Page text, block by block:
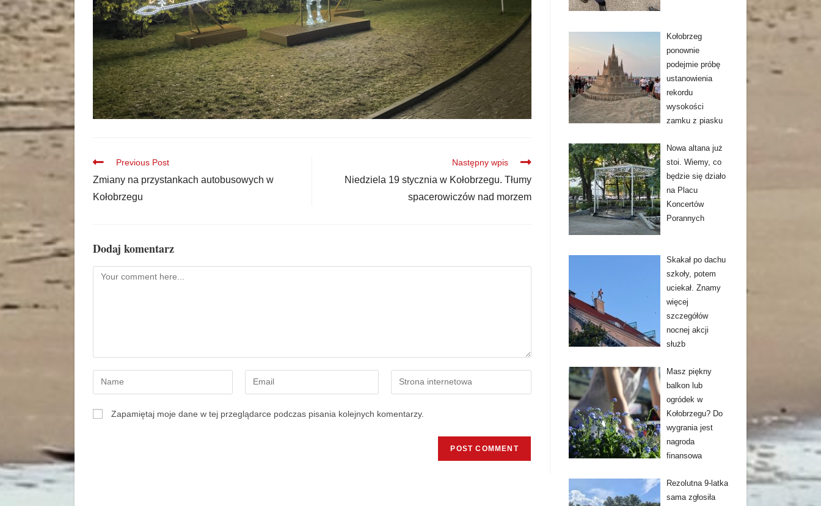
Previous Post
Zmiany na przystankach autobusowych w
Kołobrzegu
Następny wpis
Niedziela 19 stycznia w Kołobrzegu. Tłumy
spacerowiczów nad morzem
Dodaj komentarz
Zapamiętaj moje dane w tej przeglądarce podczas pisania kolejnych komentarzy.
Kołobrzeg
ponownie
podejmie próbę
ustanowienia
rekordu
wysokości
zamku z piasku
Nowa altana już
stoi. Wiemy, co
będzie się działo
na Placu
Koncertów
Porannych
Skakał po dachu
szkoły, potem
uciekał. Znamy
więcej
szczegółów
nocnej akcji
służb
Masz piękny
balkon lub
ogródek w
Kołobrzegu? Do
wygrania jest
nagroda
finansowa
Rezolutna 9-latka
sama zgłosiła